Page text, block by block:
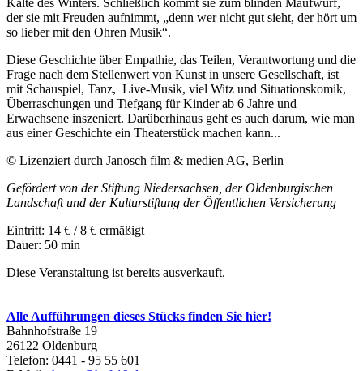
Kälte des Winters. Schließlich kommt sie zum blinden Maufwurf,
der sie mit Freuden aufnimmt, „denn wer nicht gut sieht, der hört um
so lieber mit den Ohren Musik“.
Diese Geschichte über Empathie, das Teilen, Verantwortung und die
Frage nach dem Stellenwert von Kunst in unsere Gesellschaft, ist
mit Schauspiel, Tanz, Live-Musik, viel Witz und Situationskomik,
Überraschungen und Tiefgang für Kinder ab 6 Jahre und
Erwachsene inszeniert. Darüberhinaus geht es auch darum, wie man
aus einer Geschichte ein Theaterstück machen kann...
© Lizenziert durch Janosch film & medien AG, Berlin
Gefördert von der Stiftung Niedersachsen, der Oldenburgischen
Landschaft und der Kulturstiftung der Öffentlichen Versicherung
Eintritt: 14 € / 8 € ermäßigt
Dauer: 50 min
Diese Veranstaltung ist bereits ausverkauft.
Alle Aufführungen dieses Stücks finden Sie hier!
Bahnhofstraße 19
26122 Oldenburg
Telefon: 0441 - 95 55 601